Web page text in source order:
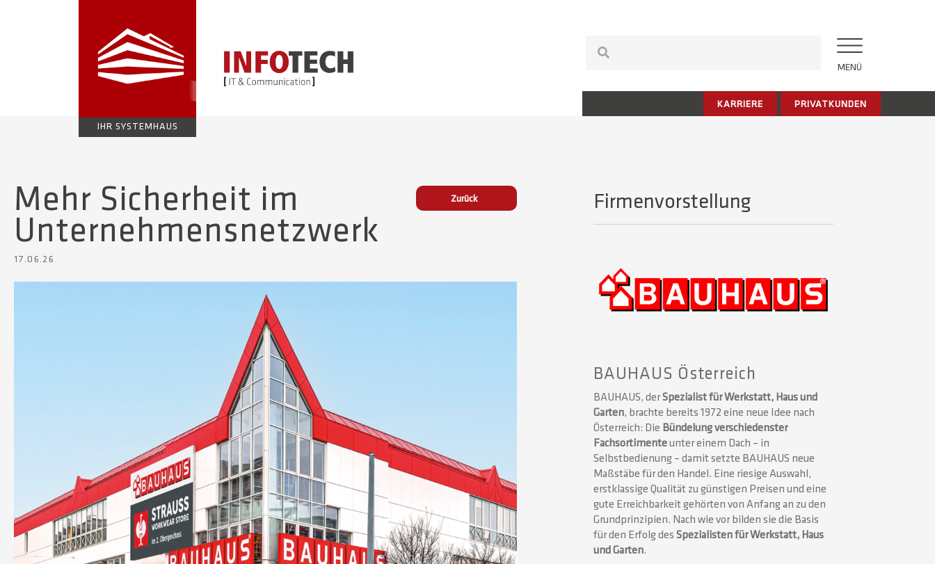
IHR SYSTEMHAUS
MENÜ
KARRIERE PRIVATKUNDEN
Mehr Sicherheit im
Unternehmensnetzwerk
17.06.26
Zurück Firmenvorstellung
BAUHAUS Österreich
BAUHAUS, derSpezialist für Werkstatt, Haus und
Garten, brachte bereits 1972 eine neue Idee nach
Österreich: Die Bündelung verschiedenster
Fachsortimenteunter einem Dach – in
Selbstbedienung – damit setzte BAUHAUS neue
Maßstäbe für den Handel. Eine riesige Auswahl,
erstklassige Qualität zu günstigen Preisen und eine
gute Erreichbarkeit gehörten von Anfang an zu den
Grundprinzipien. Nach wie vor bilden sie die Basis
für den Erfolg desSpezialisten für Werkstatt, Haus
und Garten.